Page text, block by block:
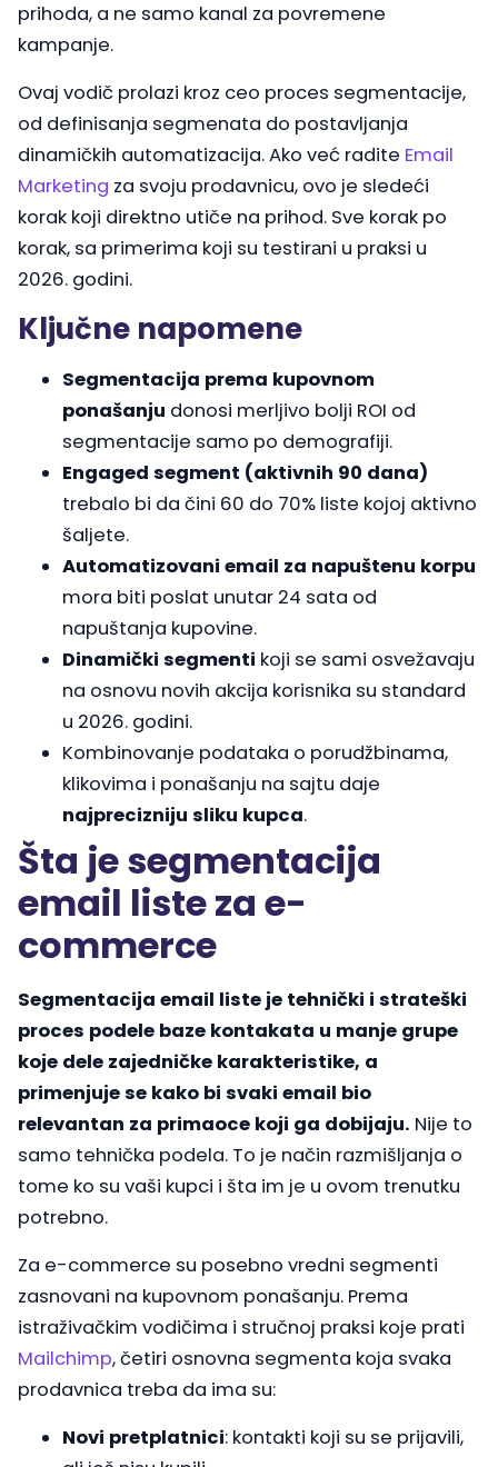
prihoda, a ne samo kanal za povremene
kampanje.
Ovaj vodič prolazi kroz ceo proces segmentacije,
od definisanja segmenata do postavljanja
dinamičkih automatizacija. Ako već radite Email
Marketing za svoju prodavnicu, ovo je sledeći
korak koji direktno utiče na prihod. Sve korak po
korak, sa primerima koji su testirаni u praksi u
2026. godini.
Ključne napomene
Segmentacija prema kupovnom
ponašanju donosi merljivo bolji ROI od
segmentacije samo po demografiji.
Engaged segment (aktivnih 90 dana)
trebalo bi da čini 60 do 70% liste kojoj aktivno
šaljete.
Automatizovani email za napuštenu korpu
mora biti poslat unutar 24 sata od
napuštanja kupovine.
Dinamički segmenti koji se sami osvežavaju
na osnovu novih akcija korisnika su standard
u 2026. godini.
Kombinovanje podataka o porudžbinama,
klikovima i ponašanju na sajtu daje
najprecizniju sliku kupca.
Šta je segmentacija
email liste za e-
commerce
Segmentacija email liste je tehnički i strateški
proces podele baze kontakata u manje grupe
koje dele zajedničke karakteristike, a
primenjuje se kako bi svaki email bio
relevantan za primaoce koji ga dobijaju. Nije to
samo tehnička podela. To je način razmišljanja o
tome ko su vaši kupci i šta im je u ovom trenutku
potrebno.
Za e-commerce su posebno vredni segmenti
zasnovani na kupovnom ponašanju. Prema
istraživačkim vodičima i stručnoj praksi koje prati
Mailchimp, četiri osnovna segmenta koja svaka
prodavnica treba da ima su:
Novi pretplatnici: kontakti koji su se prijavili,